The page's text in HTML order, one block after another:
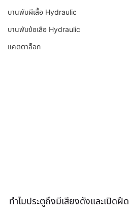
บานพับผีเสื้อ Hydraulic
บานพับข้อเสือ Hydraulic
แคตตาล็อก
ทำไมประตูถึงมีเสียงดังและเปิดฝืด